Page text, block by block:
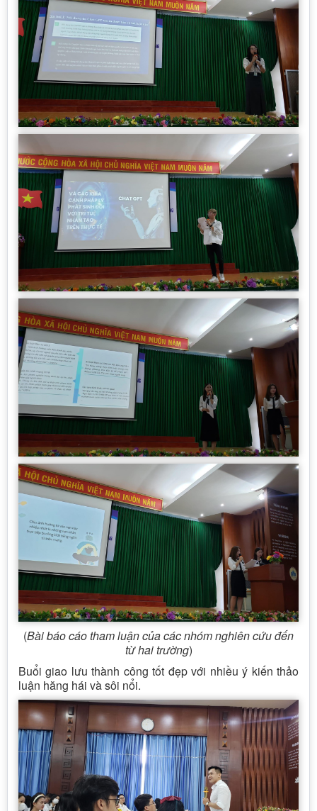
(Bài báo cáo tham luận của các nhóm nghiên cứu đến
từ hai trường)
Buổi giao lưu thành công tốt đẹp với nhiều ý kiến thảo
luận hăng hái và sôi nổi.